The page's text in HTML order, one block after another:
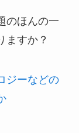
のほんの一
ますか？
ジーなどの